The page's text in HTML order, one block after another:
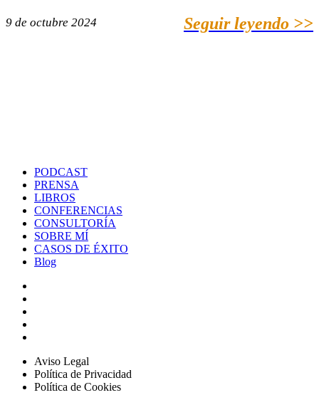
9 de octubre 2024 Seguir leyendo >>
PODCAST
PRENSA
LIBROS
CONFERENCIAS
CONSULTORÍA
SOBRE MÍ
CASOS DE ÉXITO
Blog
Aviso Legal
Política de Privacidad
Política de Cookies